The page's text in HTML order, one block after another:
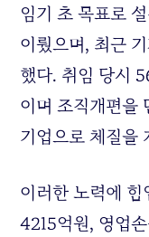
임기 초 목표로
이뤘으며, 최근
했다. 취임 당시
이며 조직개편을
기업으로 체질을
이러한 노력에
4215억원, 영업